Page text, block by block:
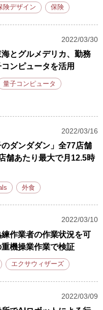
険デザイン 保険
2022/03/30
とグルメデリカ、勤務
ンピュータを活用
量子コンピュータ
2022/03/16
ダンダダン」全77店舗
舗あたり最大で月12.5時
外食
2022/03/10
作業者の作業状況を可
機操業作業で検証
エクサウィザーズ
2022/03/09